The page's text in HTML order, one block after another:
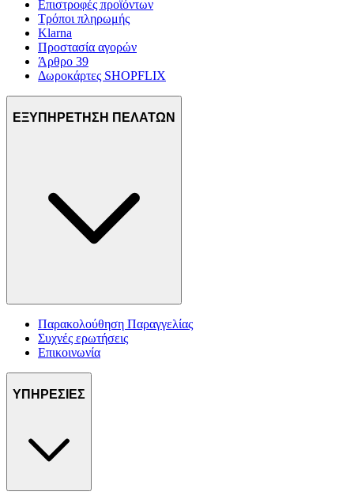
Επιστροφές προϊόντων
Τρόποι πληρωμής
Klarna
Προστασία αγορών
Άρθρο 39
Δωροκάρτες SHOPFLIX
ΕΞΥΠΗΡΕΤΗΣΗ ΠΕΛΑΤΩΝ
Παρακολούθηση Παραγγελίας
Συχνές ερωτήσεις
Επικοινωνία
ΥΠΗΡΕΣΙΕΣ